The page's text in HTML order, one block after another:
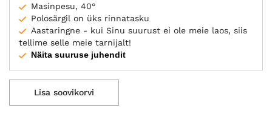
Masinpesu, 40°
Polosärgil on üks rinnatasku
Aastaringne - kui Sinu suurust ei ole meie laos, siis
tellime selle meie tarnijalt!
Näita suuruse juhendit
Lisa soovikorvi